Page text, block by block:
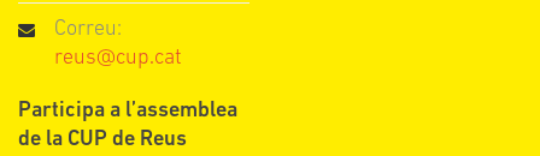
Correu:
reus@cup.cat
Participa a l’assemblea
de la CUP de Reus